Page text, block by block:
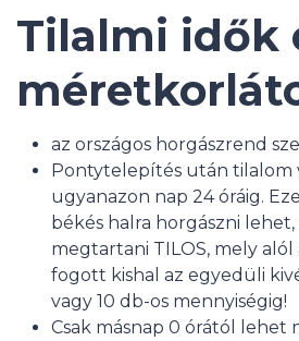
Tilalmi idők
az országos horgászrend
Pontytelepítés után tilalom
ugyanazon nap 24 óráig.
békés halra horgászni
megtartani TILOS, mely alól
fogott kishal az egyedüli
vagy 10 db-os mennyiségig!
Csak másnap 0 órától lehet